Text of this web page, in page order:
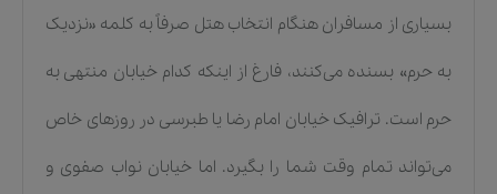
بسیاری از مسافران هنگام انتخاب هتل صرفاً به کلمه «نزدیک
به حرم» بسنده می‌کنند، فارغ از اینکه کدام خیابان منتهی به
حرم است. ترافیک خیابان امام رضا یا طبرسی در روزهای خاص
می‌تواند تمام وقت شما را بگیرد. اما خیابان نواب صفوی و